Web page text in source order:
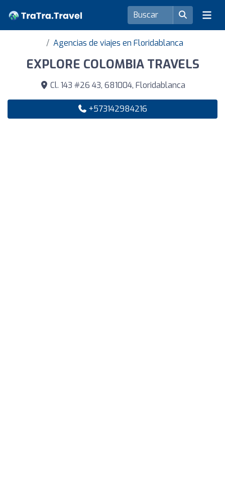
Agencias de viajes en Floridablanca
EXPLORE COLOMBIA TRAVELS
Cl. 143 #26 43, 681004, Floridablanca
+573142984216